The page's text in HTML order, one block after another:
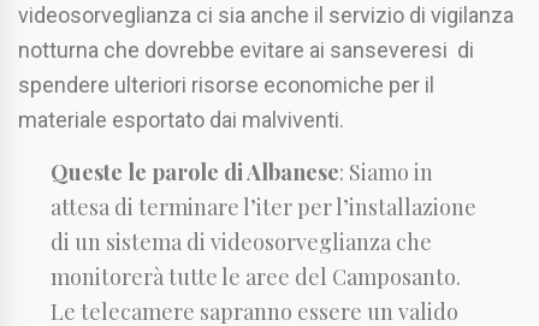
videosorveglianza ci sia anche il servizio di vigilanza
notturna che dovrebbe evitare ai sanseveresi di
spendere ulteriori risorse economiche per il
materiale esportato dai malviventi.
Queste le parole di Albanese: Siamo in
attesa di terminare l’iter per l’installazione
di un sistema di videosorveglianza che
monitorerà tutte le aree del Camposanto.
Le telecamere sapranno essere un valido